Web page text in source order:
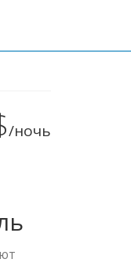
/ночь